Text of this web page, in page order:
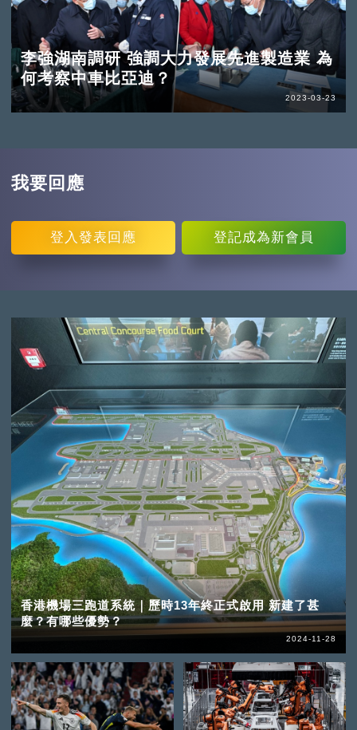
李強湖南調研 強調大力發展先進製造業 為
何考察中車比亞迪？
2023-03-23
我要回應
登入 發表回應 登記成為新會員
香港機場三跑道系統｜歷時13年終正式啟用 新建了甚
麼？有哪些優勢？
2024-11-28